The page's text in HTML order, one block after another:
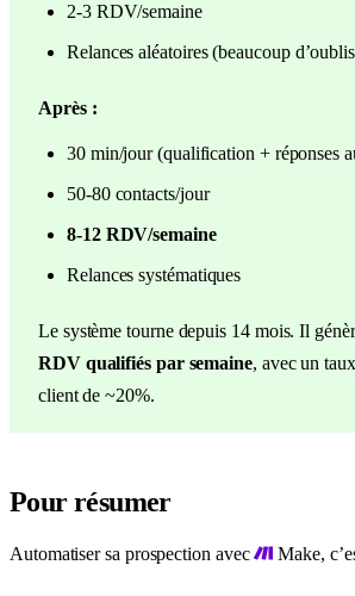
2-3 RDV/semaine
Relances aléatoires (beaucoup
Après :
30 min/jour (qualification + réponses
50-80 contacts/jour
8-12 RDV/semaine
Relances systématiques
Le système tourne depuis 14 mois. Il
RDV qualifiés par semaine, avec un
client de ~20%.
Pour résumer
Automatiser sa prospection avec Make,